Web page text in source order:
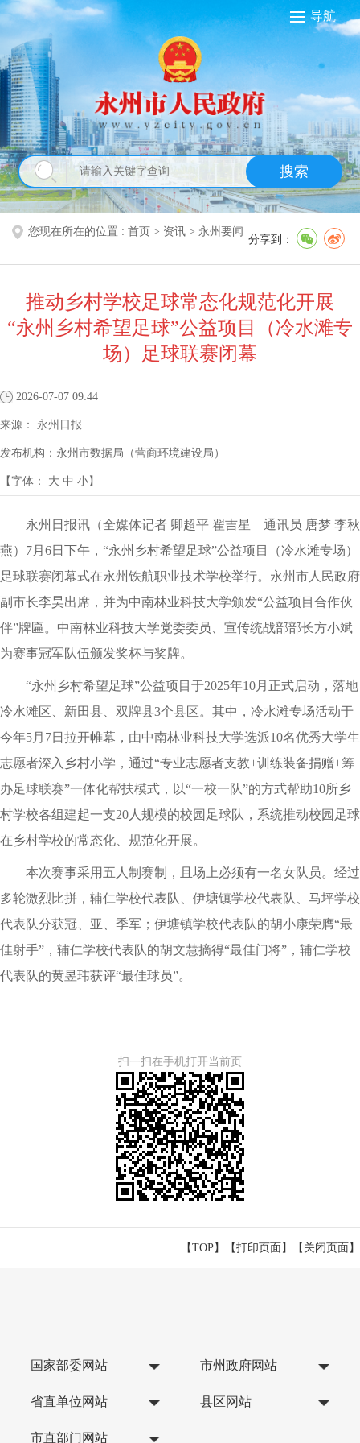
导航
搜索
您现在所在的位置 : 首页 > 资讯 > 永州要闻
分享到：
推动乡村学校足球常态化规范化开展
“永州乡村希望足球”公益项目（冷水滩专
场）足球联赛闭幕
2026-07-07 09:44
来源： 永州日报
发布机构： 永州市数据局（营商环境建设局）
【字体： 大 中 小】
永州日报讯（全媒体记者 卿超平 翟吉星 通讯员 唐梦 李秋
燕）7月6日下午，“永州乡村希望足球”公益项目（冷水滩专场）
足球联赛闭幕式在永州铁航职业技术学校举行。永州市人民政府
副市长李昊出席，并为中南林业科技大学颁发“公益项目合作伙
伴”牌匾。中南林业科技大学党委委员、宣传统战部部长方小斌
为赛事冠军队伍颁发奖杯与奖牌。
“永州乡村希望足球”公益项目于2025年10月正式启动，落地
冷水滩区、新田县、双牌县3个县区。其中，冷水滩专场活动于
今年5月7日拉开帷幕，由中南林业科技大学选派10名优秀大学生
志愿者深入乡村小学，通过“专业志愿者支教+训练装备捐赠+筹
办足球联赛”一体化帮扶模式，以“一校一队”的方式帮助10所乡
村学校各组建起一支20人规模的校园足球队，系统推动校园足球
在乡村学校的常态化、规范化开展。
本次赛事采用五人制赛制，且场上必须有一名女队员。经过
多轮激烈比拼，辅仁学校代表队、伊塘镇学校代表队、马坪学校
代表队分获冠、亚、季军；伊塘镇学校代表队的胡小康荣膺“最
佳射手”，辅仁学校代表队的胡文慧摘得“最佳门将”，辅仁学校
代表队的黄昱玮获评“最佳球员”。
扫一扫在手机打开当前页
【TOP】 【打印页面】【 关闭页面】
国家部委网站 市州政府网站
省直单位网站 县区网站
市直部门网站